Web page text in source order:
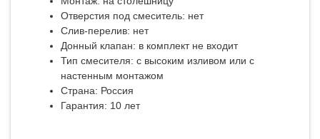
Отверстия под смеситель: нет
Слив-перелив: нет
Донный клапан: в комплект не входит
Тип смесителя: с высоким изливом или с
настенным монтажом
Страна: Россия
Гарантия: 10 лет